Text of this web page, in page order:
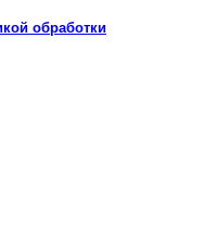
обработки